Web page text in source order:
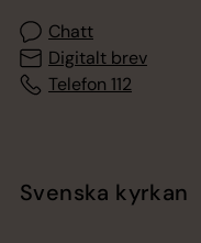
Chatt
Digitalt brev
Telefon 112
Svenska kyrkan